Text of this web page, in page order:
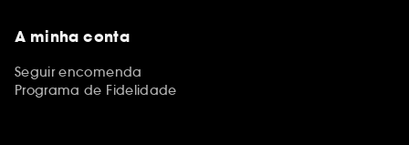
A minha conta
Seguir encomenda
Programa de Fidelidade